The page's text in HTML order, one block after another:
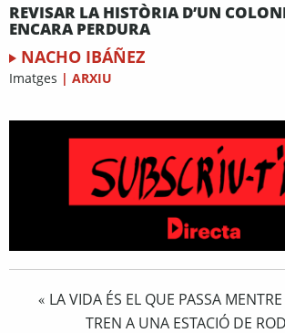
REVISAR LA HISTÒRIA D’UN
ENCARA PERDURA
NACHO IBÁÑEZ
Imatges | ARXIU
« LA VIDA ÉS EL QUE PASSA
TREN A UNA ESTACIÓ DE